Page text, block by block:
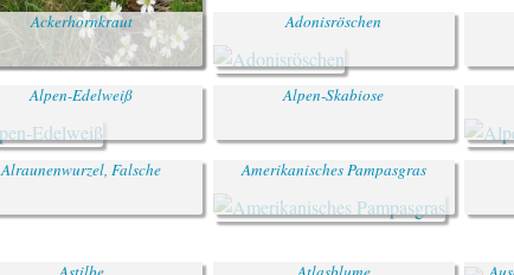
Ackerhornkraut Adonisröschen
Alpen-Edelweiß Alpen-Skabiose
Alraunenwurzel, Falsche Amerikanisches Pampasgras